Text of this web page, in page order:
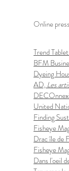
Online press
Trend
BFM
Dyeing
AD,Les
United
Finding
Fisheye
Drac île de
Fisheye
Dans l'oeil